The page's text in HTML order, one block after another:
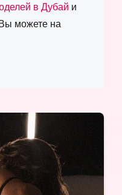
в Дубай и
Вы можете на